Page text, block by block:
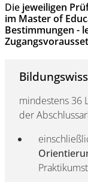
Die jeweiligen
im Master of
Bestimmungen -
mindestens 36
der